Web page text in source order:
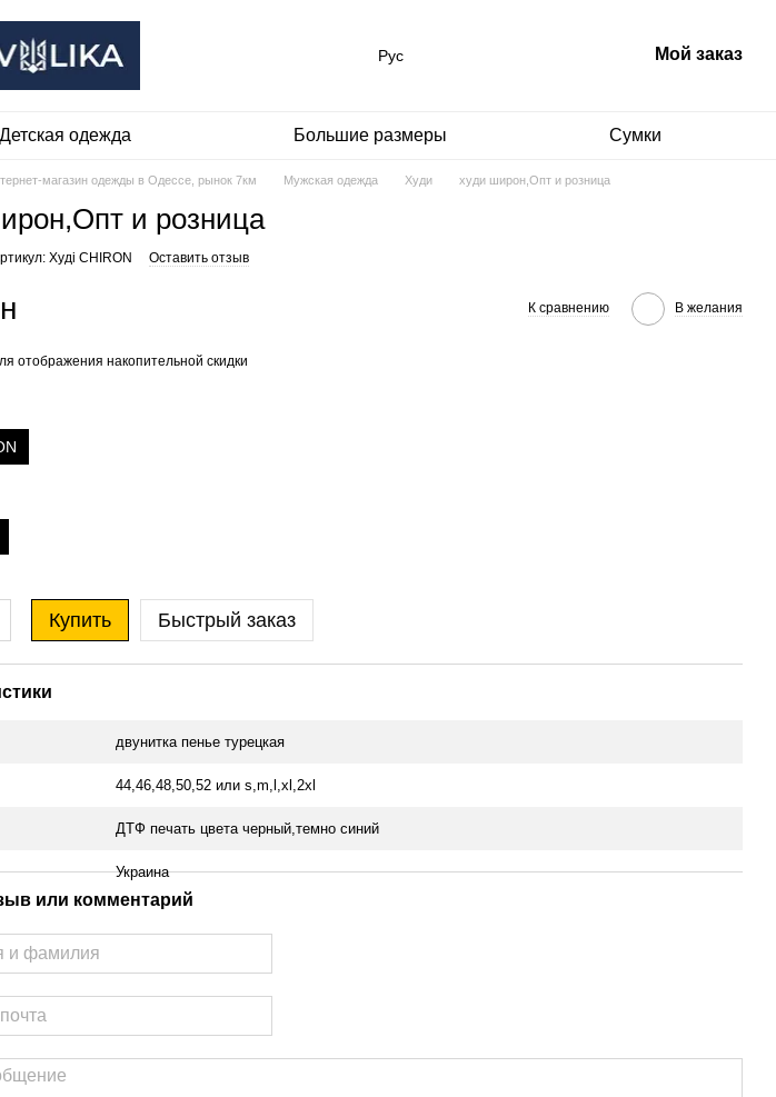
Рус Мой заказ
Детская одежда Большие размеры Сумки
магазин одежды в Одессе, рынок 7км Мужская одежда Худи худи широн,Опт и розница
и розница
Худі CHIRON Оставить отзыв
К сравнению В желания
отображения накопительной скидки
Купить Быстрый заказ
двунитка пенье турецкая
44,46,48,50,52 или s,m,l,xl,2xl
ДТФ печать цвета черный,темно синий
Украина
или комментарий